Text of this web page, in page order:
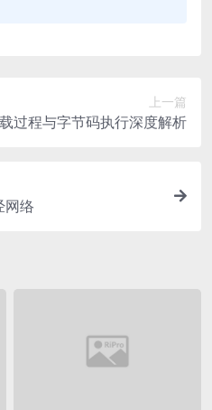
上一篇
过程与字节码执行深度解析
网络